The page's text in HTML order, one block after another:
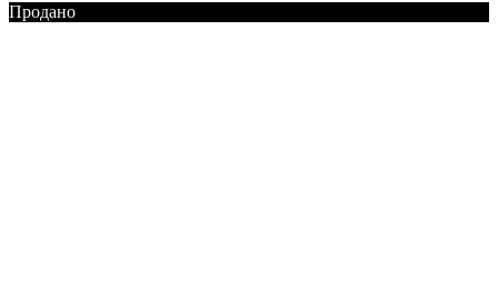
Продано